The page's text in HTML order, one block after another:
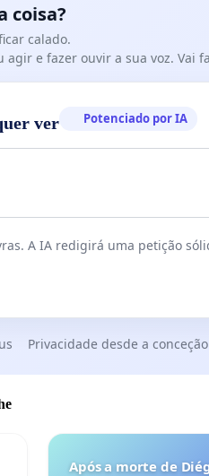
coisa?
calado.
e fazer ouvir a sua voz. Vai
ver Potenciado por IA
A IA redigirá uma petição
Privacidade desde a conceção
Após a morte de